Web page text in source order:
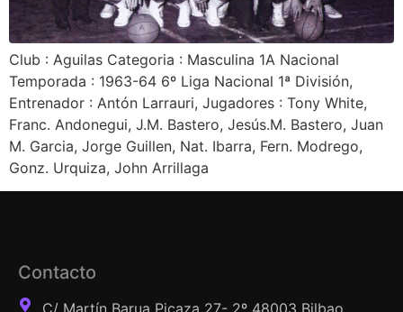
Club : Aguilas Categoria : Masculina 1A Nacional
Temporada : 1963-64 6º Liga Nacional 1ª División,
Entrenador : Antón Larrauri, Jugadores : Tony White,
Franc. Andonegui, J.M. Bastero, Jesús.M. Bastero, Juan
M. Garcia, Jorge Guillen, Nat. Ibarra, Fern. Modrego,
Gonz. Urquiza, John Arrillaga
Contacto